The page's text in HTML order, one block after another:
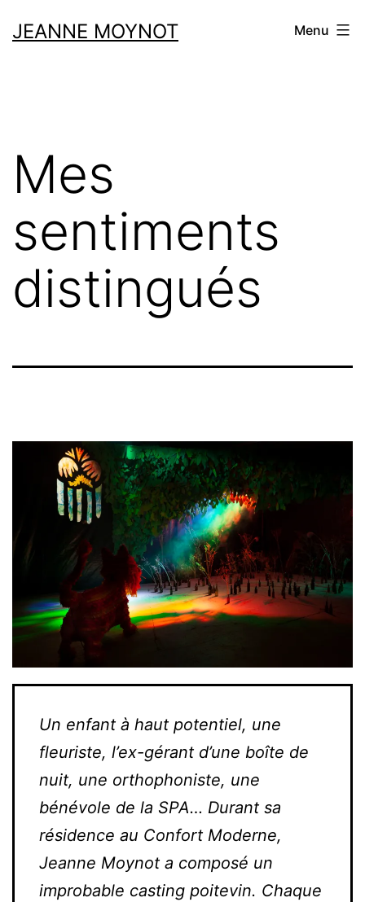
auJEANNE MOYNOT Menu
Mes
sentiments
distingués
Un enfant à haut potentiel, une
fleuriste, l’ex-gérant d’une boîte de
nuit, une orthophoniste, une
bénévole de la SPA… Durant sa
résidence au Confort Moderne,
Jeanne Moynot a composé un
improbable casting poitevin. Chaque